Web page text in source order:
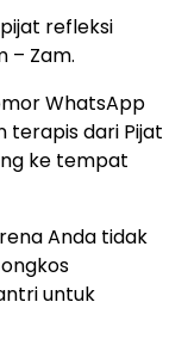
refleksi
– Zam.
WhatsApp
terapis dari Pijat
ke tempat
Anda tidak
untuk